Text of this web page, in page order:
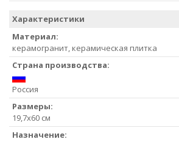
Характеристики
Материал:
керамогранит, керамическая плитка
Страна производства:
Россия
Размеры:
19,7x60 см
Назначение: